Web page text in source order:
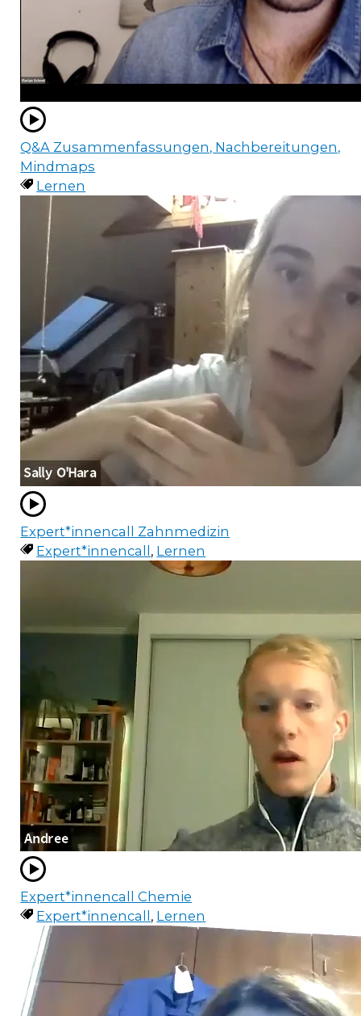
Q&A Zusammenfassungen, Nachbereitungen,
Mindmaps
Lernen
Expert*innencall Zahnmedizin
Expert*innencall , Lernen
Expert*innencall Chemie
Expert*innencall , Lernen